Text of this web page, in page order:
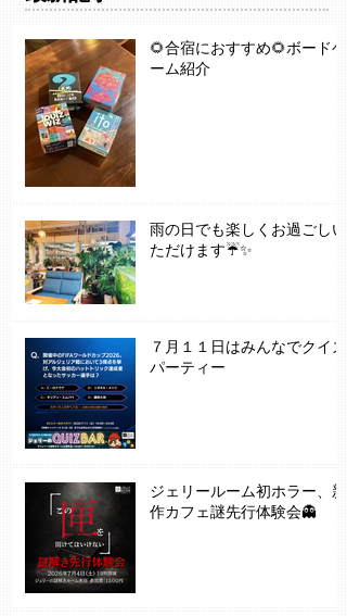
🌻合宿におすすめ🌻ボードゲ
ーム紹介
雨の日でも楽しくお過ごしい
ただけます☔✨
７月１１日はみんなでクイズ
パーティー
ジェリールーム初ホラー、新
作カフェ謎先行体験会👻